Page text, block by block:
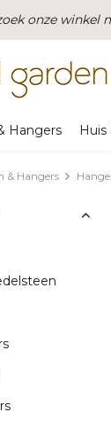
onze winkel
Hangers
& Hangers